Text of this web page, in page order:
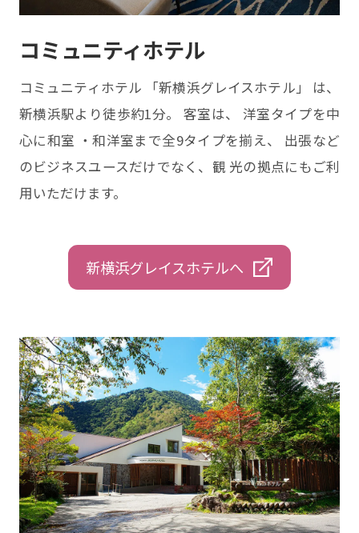
コミュニティホテル
コミュニティホテル 「新横浜グレイスホテル」 は、
新横浜駅より徒歩約1分。 客室は、 洋室タイプを中
心に和室 ・和洋室まで全9タイプを揃え、 出張など
のビジネスユースだけでなく、観 光の拠点にもご利
用いただけます。
新横浜グレイスホテルへ